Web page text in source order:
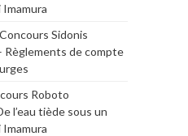
Concours Sidonis
de compte
Roboto
l’eau tiède sous un